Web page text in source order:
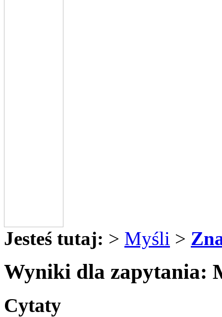
Jesteś tutaj: > Myśli >
Wyniki dla zapytania:
Cytaty